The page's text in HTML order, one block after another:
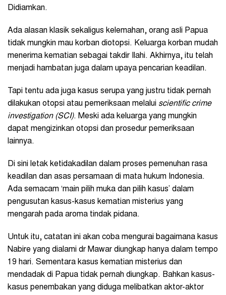
Didiamkan.
Ada alasan klasik sekaligus kelemahan, orang asli Papua
tidak mungkin mau korban diotopsi. Keluarga korban mudah
menerima kematian sebagai takdir Ilahi. Akhirnya, itu telah
menjadi hambatan juga dalam upaya pencarian keadilan.
Tapi tentu ada juga kasus serupa yang justru tidak pernah
dilakukan otopsi atau pemeriksaan melalui scientific crime
investigation (SCI). Meski ada keluarga yang mungkin
dapat mengizinkan otopsi dan prosedur pemeriksaan
lainnya.
Di sini letak ketidakadilan dalam proses pemenuhan rasa
keadilan dan asas persamaan di mata hukum Indonesia.
Ada semacam ‘main pilih muka dan pilih kasus’ dalam
pengusutan kasus-kasus kematian misterius yang
mengarah pada aroma tindak pidana.
Untuk itu, catatan ini akan coba mengurai bagaimana kasus
Nabire yang dialami dr Mawar diungkap hanya dalam tempo
19 hari. Sementara kasus kematian misterius dan
mendadak di Papua tidak pernah diungkap. Bahkan kasus-
kasus penembakan yang diduga melibatkan aktor-aktor